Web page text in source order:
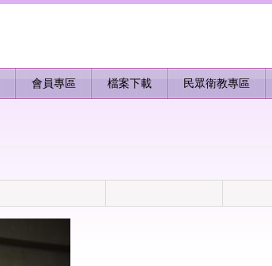
會員專區 檔案下載 民眾衛教專區